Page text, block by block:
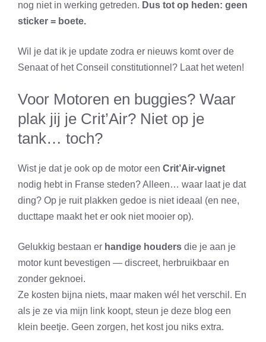
nog niet in werking getreden. Dus tot op heden: geen
sticker = boete.
Wil je dat ik je update zodra er nieuws komt over de
Senaat of het Conseil constitutionnel? Laat het weten!
Voor Motoren en buggies? Waar
plak jij je Crit’Air? Niet op je
tank… toch?
Wist je dat je ook op de motor een Crit’Air-vignet
nodig hebt in Franse steden? Alleen… waar laat je dat
ding? Op je ruit plakken gedoe is niet ideaal (en nee,
ducttape maakt het er ook niet mooier op).
Gelukkig bestaan er handige houders die je aan je
motor kunt bevestigen — discreet, herbruikbaar en
zonder geknoei.
Ze kosten bijna niets, maar maken wél het verschil. En
als je ze via mijn link koopt, steun je deze blog een
klein beetje. Geen zorgen, het kost jou niks extra.